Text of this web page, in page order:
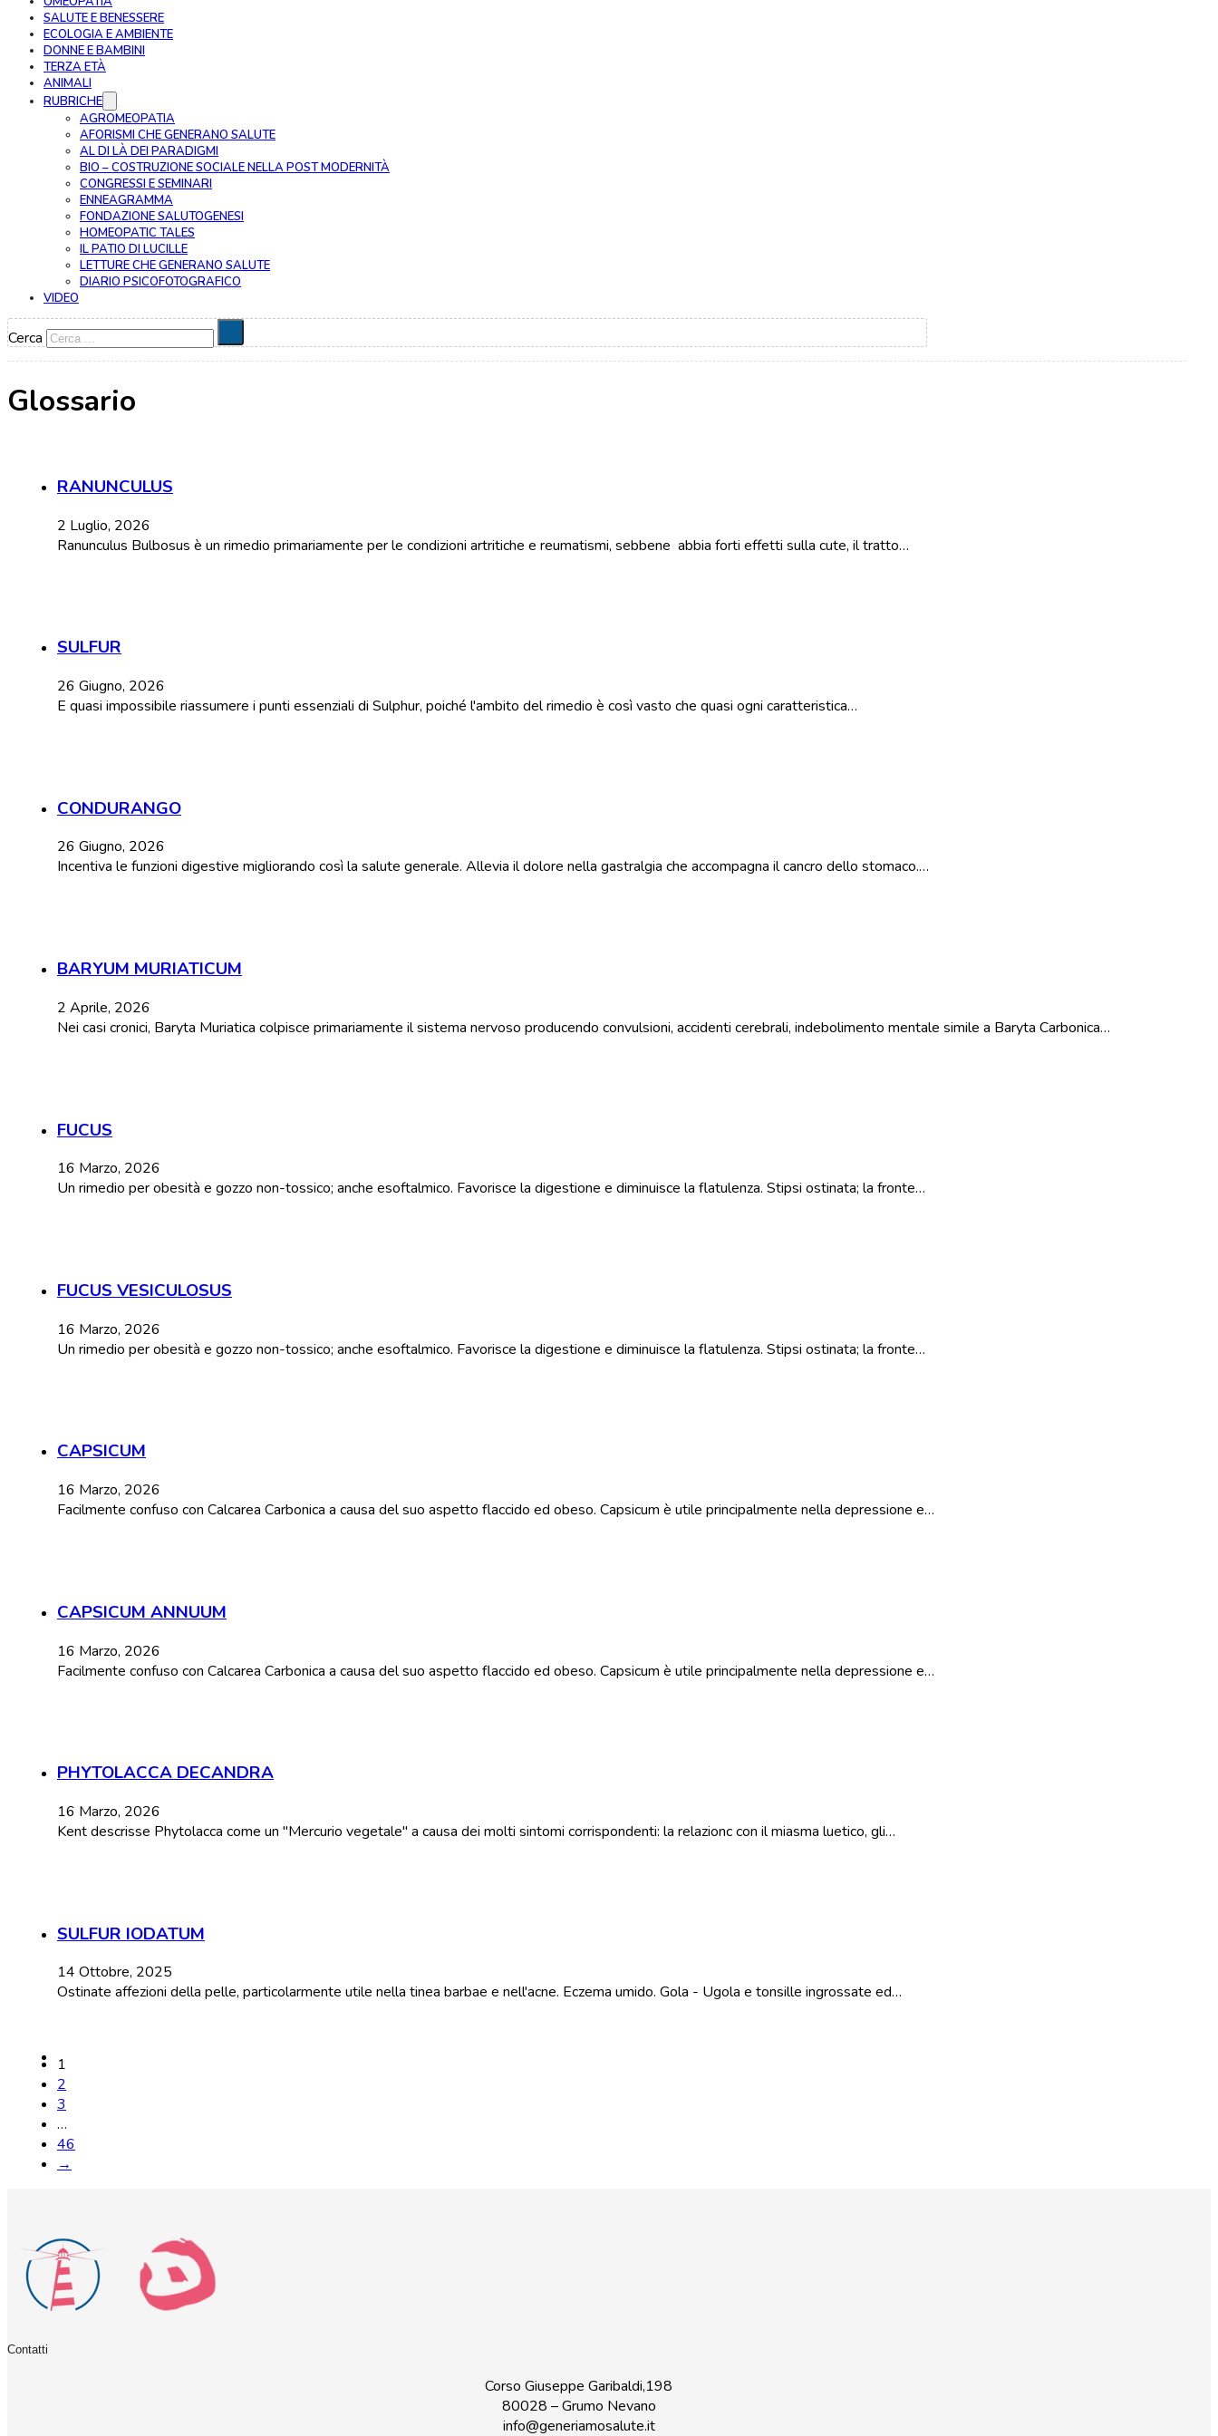
SALUTE E BENESSERE
ECOLOGIA E AMBIENTE
DONNE E BAMBINI
TERZA ETÀ
ANIMALI
RUBRICHE
AGROMEOPATIA
AFORISMI CHE GENERANO SALUTE
AL DI LÀ DEI PARADIGMI
BIO – COSTRUZIONE SOCIALE NELLA POST MODERNITÀ
CONGRESSI E SEMINARI
ENNEAGRAMMA
FONDAZIONE SALUTOGENESI
HOMEOPATIC TALES
IL PATIO DI LUCILLE
LETTURE CHE GENERANO SALUTE
DIARIO PSICOFOTOGRAFICO
VIDEO
Cerca
Glossario
RANUNCULUS
2 Luglio, 2026
Ranunculus Bulbosus è un rimedio primariamente per le condizioni artritiche e reumatismi, sebbene abbia forti effetti sulla cute, il tratto…
SULFUR
26 Giugno, 2026
E quasi impossibile riassumere i punti essenziali di Sulphur, poiché l'ambito del rimedio è così vasto che quasi ogni caratteristica…
CONDURANGO
26 Giugno, 2026
Incentiva le funzioni digestive migliorando così la salute generale. Allevia il dolore nella gastralgia che accompagna il cancro dello stomaco.…
BARYUM MURIATICUM
2 Aprile, 2026
Nei casi cronici, Baryta Muriatica colpisce primariamente il sistema nervoso producendo convulsioni, accidenti cerebrali, indebolimento mentale simile a Baryta Carbonica…
FUCUS
16 Marzo, 2026
Un rimedio per obesità e gozzo non-tossico; anche esoftalmico. Favorisce la digestione e diminuisce la flatulenza. Stipsi ostinata; la fronte…
FUCUS VESICULOSUS
16 Marzo, 2026
Un rimedio per obesità e gozzo non-tossico; anche esoftalmico. Favorisce la digestione e diminuisce la flatulenza. Stipsi ostinata; la fronte…
CAPSICUM
16 Marzo, 2026
Facilmente confuso con Calcarea Carbonica a causa del suo aspetto flaccido ed obeso. Capsicum è utile principalmente nella depressione e…
CAPSICUM ANNUUM
16 Marzo, 2026
Facilmente confuso con Calcarea Carbonica a causa del suo aspetto flaccido ed obeso. Capsicum è utile principalmente nella depressione e…
PHYTOLACCA DECANDRA
16 Marzo, 2026
Kent descrisse Phytolacca come un "Mercurio vegetale" a causa dei molti sintomi corrispondenti: la relazionc con il miasma luetico, gli…
SULFUR IODATUM
14 Ottobre, 2025
Ostinate affezioni della pelle, particolarmente utile nella tinea barbae e nell'acne. Eczema umido. Gola - Ugola e tonsille ingrossate ed…
1
2
3
…
46
→
Contatti
Corso Giuseppe Garibaldi,198
80028 – Grumo Nevano
info@generiamosalute.it